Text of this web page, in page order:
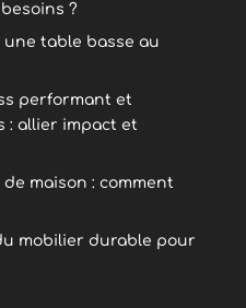
?
table basse au
performant et
: allier impact et
maison : comment
mobilier durable pour